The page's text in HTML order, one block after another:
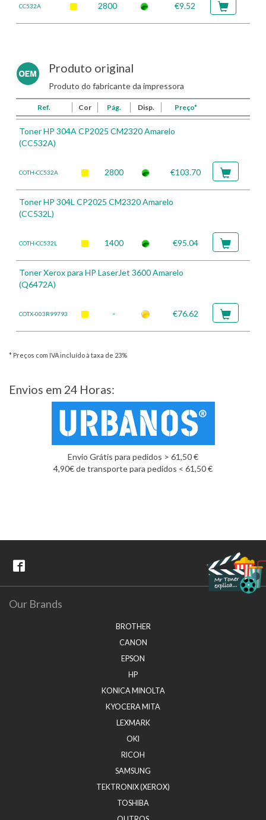
CC532A 2800 €9.52
Produto original
Produto do fabricante da impressora
Ref. Cor Pág. Disp. Preço*
Toner HP 304A CP2025 CM2320 Amarelo
(CC532A)
COTH-CC532A 2800 €103.70
Toner HP 304L CP2025 CM2320 Amarelo
(CC532L)
COTH-CC532L 1400 €95.04
Toner Xerox para HP LaserJet 3600 Amarelo
(Q6472A)
COTX-003R99793 - €76.62
* Preços com IVA incluído à taxa de 23%
Envios em 24 Horas:
Envio Grátis para pedidos > 61,50 €
4,90€ de transporte para pedidos < 61,50 €
Our Brands
BROTHER
CANON
EPSON
HP
KONICA MINOLTA
KYOCERA MITA
LEXMARK
OKI
RICOH
SAMSUNG
TEKTRONIX (XEROX)
TOSHIBA